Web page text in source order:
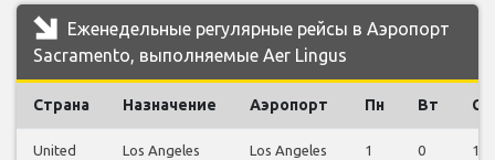
Еженедельные регулярные рейсы в Аэропорт
Sacramento, выполняемые Aer Lingus
Страна Назначение Аэропорт Пн Вт Ср
United
Los Angeles
Los Angeles
1 0 1